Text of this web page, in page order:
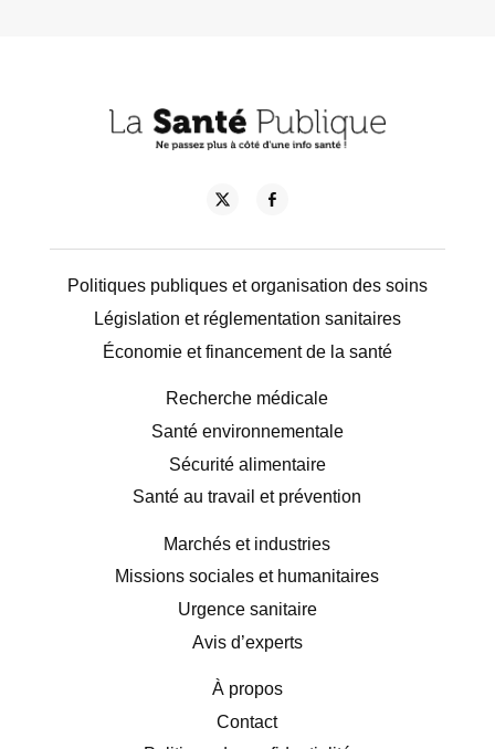
Politiques publiques et organisation des soins
Législation et réglementation sanitaires
Économie et financement de la santé
Recherche médicale
Santé environnementale
Sécurité alimentaire
Santé au travail et prévention
Marchés et industries
Missions sociales et humanitaires
Urgence sanitaire
Avis d’experts
À propos
Contact